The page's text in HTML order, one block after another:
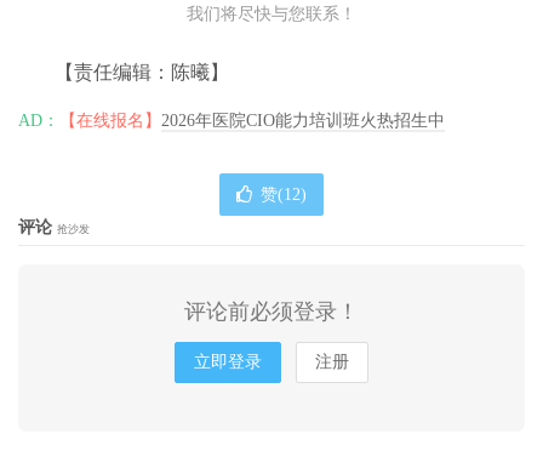
我们将尽快与您联系！
【责任编辑：陈曦】
AD： 【在线报名】 2026年医院CIO能力培训班火热招生中
赞(12)
评论 抢沙发
评论前必须登录！
立即登录 注册